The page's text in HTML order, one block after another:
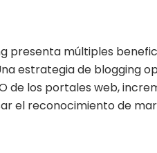
presenta múltiples
estrategia de blogging
de los portales web,
el reconocimiento de